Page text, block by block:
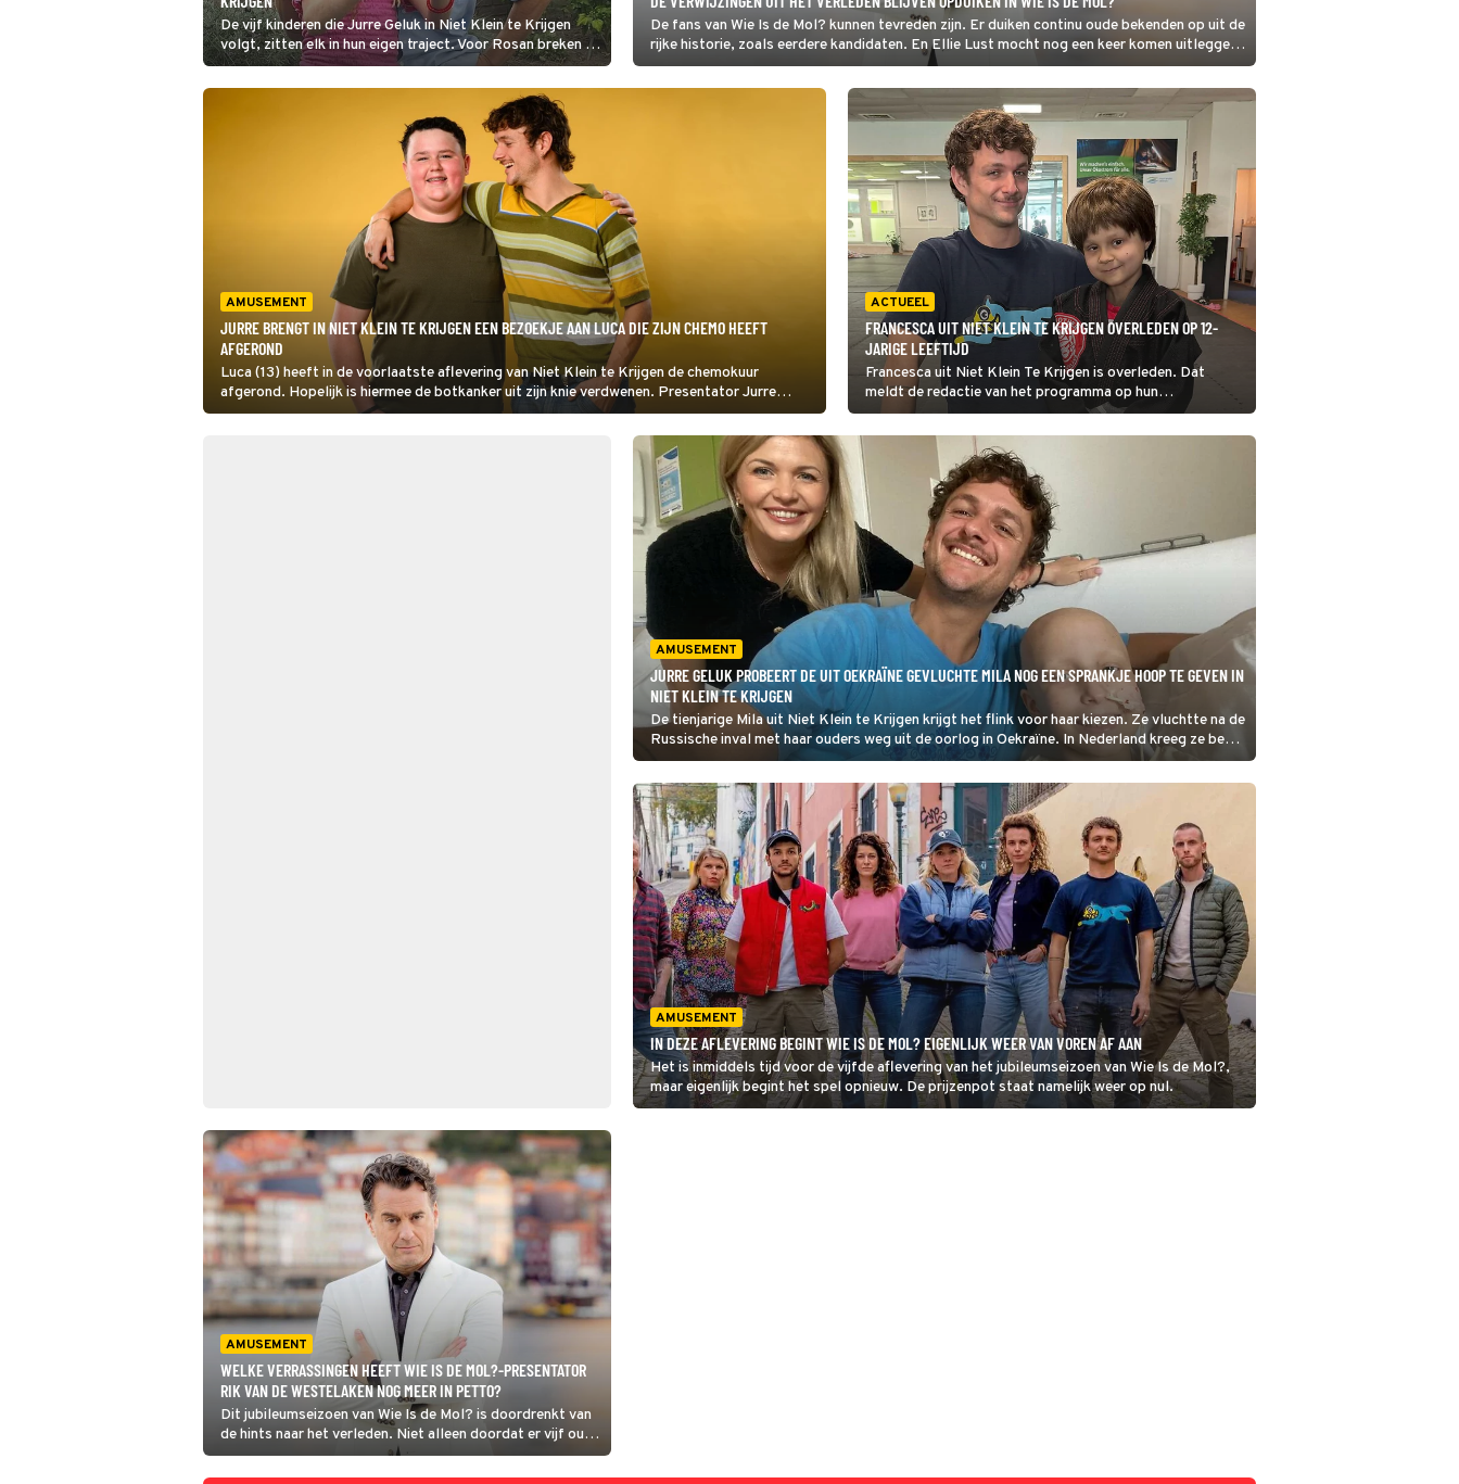
De vijf kinderen die Jurre Geluk in Niet Klein te Krijgen
volgt, zitten elk in hun eigen traject. Voor Rosan breken nu
hopelijk betere tijden aan.
De fans van Wie Is de Mol? kunnen tevreden zijn. Er duiken continu oude bekenden op uit de
rijke historie, zoals eerdere kandidaten. En Ellie Lust mocht nog een keer komen uitleggen
wat etherdiscipline precies is.
AMUSEMENT
JURRE BRENGT IN NIET KLEIN TE KRIJGEN EEN BEZOEKJE AAN LUCA DIE ZIJN CHEMO HEEFT
AFGEROND
Luca (13) heeft in de voorlaatste aflevering van Niet Klein te Krijgen de chemokuur
afgerond. Hopelijk is hiermee de botkanker uit zijn knie verdwenen. Presentator Jurre
Geluk ziet dat Luca popelt om weer met opa te gaan klussen aan zijn crossauto.
ACTUEEL
FRANCESCA UIT NIET KLEIN TE KRIJGEN OVERLEDEN OP 12-
JARIGE LEEFTIJD
Francesca uit Niet Klein Te Krijgen is overleden. Dat
meldt de redactie van het programma op hun
Instagrampagina.
AMUSEMENT
JURRE GELUK PROBEERT DE UIT OEKRAÏNE GEVLUCHTE MILA NOG EEN SPRANKJE HOOP TE GEVEN IN
NIET KLEIN TE KRIJGEN
De tienjarige Mila uit Niet Klein te Krijgen krijgt het flink voor haar kiezen. Ze vluchtte na de
Russische inval met haar ouders weg uit de oorlog in Oekraïne. In Nederland kreeg ze begin
dit jaar te horen dat ze een ernstige vorm van kanker heeft.
AMUSEMENT
IN DEZE AFLEVERING BEGINT WIE IS DE MOL? EIGENLIJK WEER VAN VOREN AF AAN
Het is inmiddels tijd voor de vijfde aflevering van het jubileumseizoen van Wie Is de Mol?,
maar eigenlijk begint het spel opnieuw. De prijzenpot staat namelijk weer op nul.
AMUSEMENT
WELKE VERRASSINGEN HEEFT WIE IS DE MOL?-PRESENTATOR
RIK VAN DE WESTELAKEN NOG MEER IN PETTO?
Dit jubileumseizoen van Wie Is de Mol? is doordrenkt van
de hints naar het verleden. Niet alleen doordat er vijf oud-
Mollen en vijf oud-kandidaten aan de start verschenen.
Ook de opdrachten verwijzen naar eerdere seizoenen.